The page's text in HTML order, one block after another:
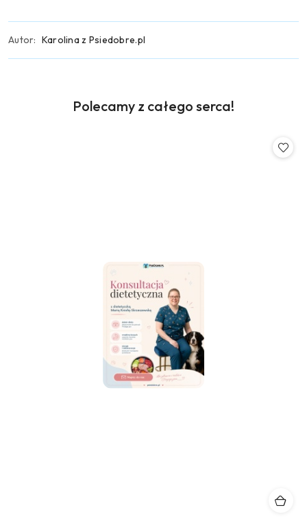
Autor: Karolina z Psiedobre.pl
Pomiń karuzelę produktów
Produkty
Polecamy z całego serca!